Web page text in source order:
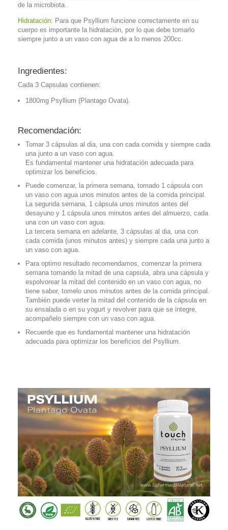
de la microbiota.
Hidratación: Para que Psyllium funcione correctamente en su
cuerpo es importante la hidratación, por lo que debe tomarlo
siempre junto a un vaso con agua de a lo menos 200cc.
Ingredientes:
Cada 3 Capsulas contienen:
1800mg Psyllium (Plantago Ovata).
Recomendación:
Tomar 3 cápsulas al dia, una con cada comida y siempre cada
una junto a un vaso con agua.
Es fundamental mantener una hidratación adecuada para
optimizar los beneficios.
Puede comenzar, la primera semana, tomado 1 cápsula con
un vaso con agua unos minutos antes de la comida principal.
La segunda semana, 1 cápsula unos minutos antes del
desayuno y 1 cápsula unos minutos antes del almuerzo, cada
una con un vaso con agua.
La tercera semana en adelante, 3 cápsulas al dia, una con
cada comida (unos minutos antes) y siempre cada una junto a
un vaso con agua.
Para optimo resultado recomendamos, comenzar la primera
semana tomando la mitad de una capsula, abra una cápsula y
espolvorear la mitad del contenido en un vaso con agua, no
tiene sabor, tomelo unos minutos antes de la comida principal.
También puede verter la mitad del contenido de la cápsula en
su ensalada o en su yogurt y revolver para que se integre,
acompañelo siempre con un vaso con agua.
Recuerde que es fundamental mantener una hidratación
adecuada para optimizar los beneficios del Psyllium.